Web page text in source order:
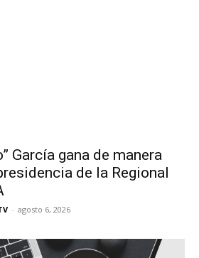
García gana de manera
de la Regional
- agosto 6, 2026